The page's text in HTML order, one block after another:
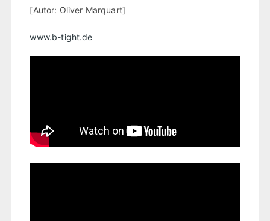
[Autor: Oliver Marquart]
www.b-tight.de